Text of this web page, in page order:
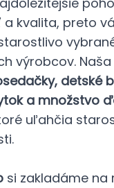
kvalita, preto
výrobcov.
detské
a množstvo
uľahčia
si zakladáme na